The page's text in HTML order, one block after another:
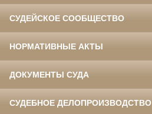
СУДЕЙСКОЕ СООБЩЕСТВО
НОРМАТИВНЫЕ АКТЫ
ДОКУМЕНТЫ СУДА
СУДЕБНОЕ ДЕЛОПРОИЗВОДСТВО